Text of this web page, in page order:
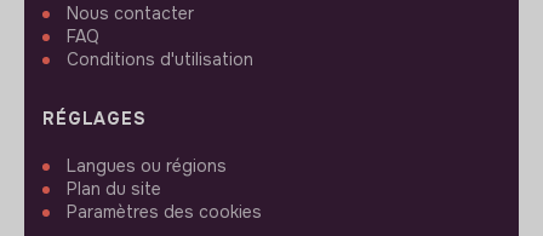
Nous contacter
FAQ
Conditions d'utilisation
RÉGLAGES
Langues ou régions
Plan du site
Paramètres des cookies